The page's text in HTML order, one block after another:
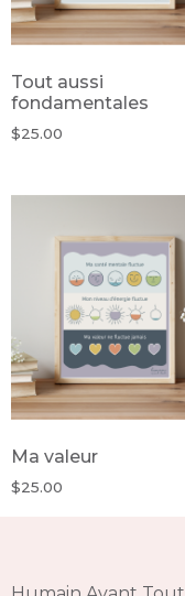
Tout aussi
fondamentales
$25.00
Ma valeur
$25.00